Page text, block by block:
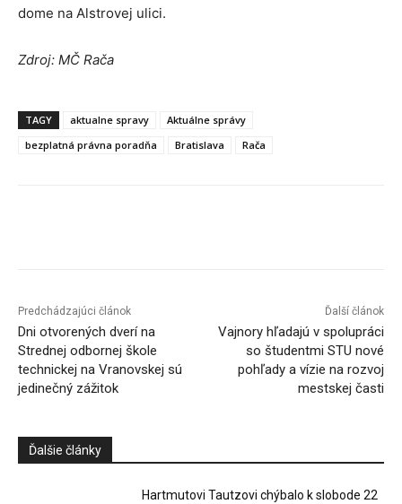
dome na Alstrovej ulici.
Zdroj: MČ Rača
TAGY aktualne spravy
Aktuálne správy
bezplatná právna poradňa
Bratislava Rača
Predchádzajúci článok
Dni otvorených dverí na
Strednej odbornej škole
technickej na Vranovskej sú
jedinečný zážitok
Ďalší článok
Vajnory hľadajú v spolupráci
so študentmi STU nové
pohľady a vízie na rozvoj
mestskej časti
Ďalšie články
Hartmutovi Tautzovi chýbalo k slobode 22